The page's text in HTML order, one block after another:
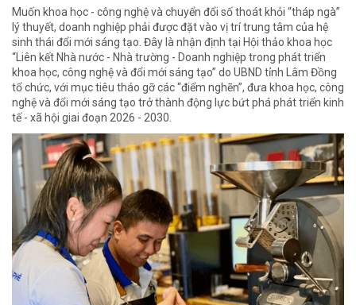
Muốn khoa học - công nghệ và chuyển đổi số thoát khỏi “tháp ngà”
lý thuyết, doanh nghiệp phải được đặt vào vị trí trung tâm của hệ
sinh thái đổi mới sáng tạo. Đây là nhận định tại Hội thảo khoa học
“Liên kết Nhà nước - Nhà trường - Doanh nghiệp trong phát triển
khoa học, công nghệ và đổi mới sáng tạo” do UBND tỉnh Lâm Đồng
tổ chức, với mục tiêu tháo gỡ các “điểm nghẽn”, đưa khoa học, công
nghệ và đổi mới sáng tạo trở thành động lực bứt phá phát triển kinh
tế - xã hội giai đoạn 2026 - 2030.